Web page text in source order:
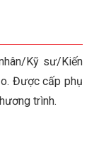
Kỹ sư/Kiến
Được cấp phụ
trình.